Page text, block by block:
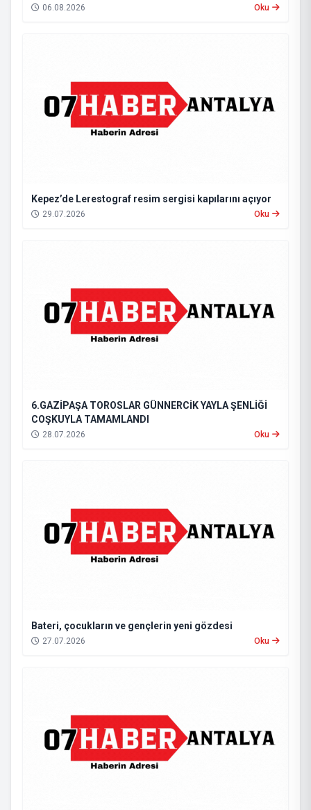
06.08.2026 Oku
Kepez’de Lerestograf resim sergisi kapılarını açıyor
29.07.2026 Oku
6.GAZİPAŞA TOROSLAR GÜNNERCİK YAYLA ŞENLİĞİ
COŞKUYLA TAMAMLANDI
28.07.2026 Oku
Bateri, çocukların ve gençlerin yeni gözdesi
27.07.2026 Oku